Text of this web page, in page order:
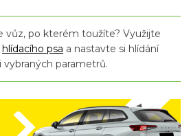
vůz, po kterém toužíte? Využijte
hlídacího psa a nastavte si hlídání
vybraných parametrů.